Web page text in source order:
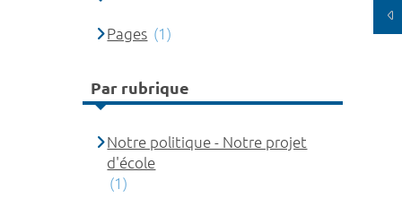
Pages (1)
Par rubrique
Notre politique - Notre projet
d'école
(1)